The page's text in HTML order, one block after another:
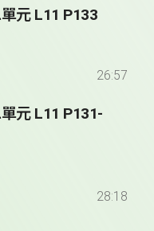
元 L11 P133
26:57
元 L11 P131-
28:18